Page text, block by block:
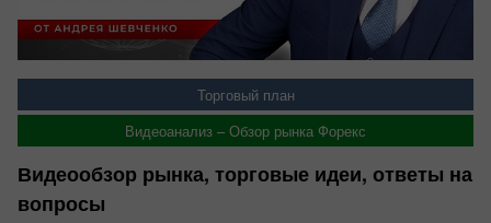
Торговый план
Видеоанализ – Обзор рынка Форекс
Видеообзор рынка, торговые идеи, ответы на
вопросы